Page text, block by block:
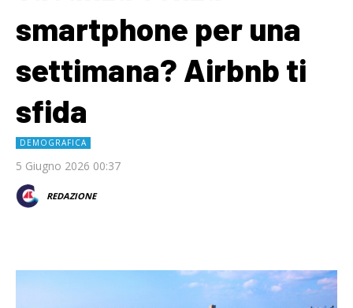
smartphone per una
settimana? Airbnb ti
sfida
DEMOGRAFICA
5 Giugno 2026 00:37
REDAZIONE